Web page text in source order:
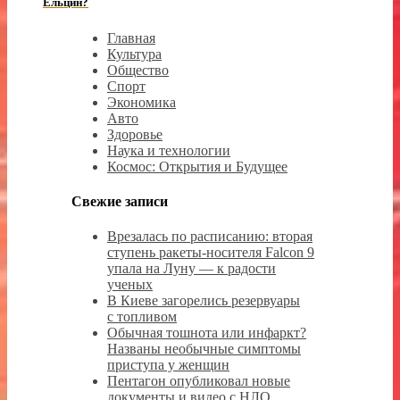
Главная
Культура
Общество
Спорт
Экономика
Авто
Здоровье
Наука и технологии
Космос: Открытия и Будущее
Свежие записи
Врезалась по расписанию: вторая
ступень ракеты-носителя Falcon 9
упала на Луну — к радости
ученых
В Киеве загорелись резервуары
с топливом
Обычная тошнота или инфаркт?
Названы необычные симптомы
приступа у женщин
Пентагон опубликовал новые
документы и видео с НЛО